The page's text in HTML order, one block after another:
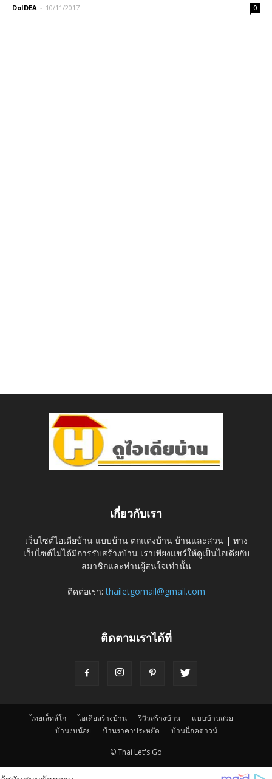
DoIDEA - 10/11/2017 0
เกี่ยวกับเรา
เว็บไซต์ไอเดียบ้าน แบบบ้าน ตกแต่งบ้าน บ้านและสวน | ทาง
เว็บไซต์ไม่ได้มีการรับสร้างบ้าน เราเพียงแชร์ให้ดูเป็นไอเดียกับ
สมาชิกและท่านผู้สนใจเท่านั้น
ติดต่อเรา:thailetgomail@gmail.com
ติดตามเราได้ที่
ไทยเล็ทส์โก ไอเดียสร้างบ้าน รีวิวสร้างบ้าน
แบบบ้านสวย
บ้านงบน้อย
บ้านราคาประหยัด บ้านน็อคดาวน์
© Thai Let's Go